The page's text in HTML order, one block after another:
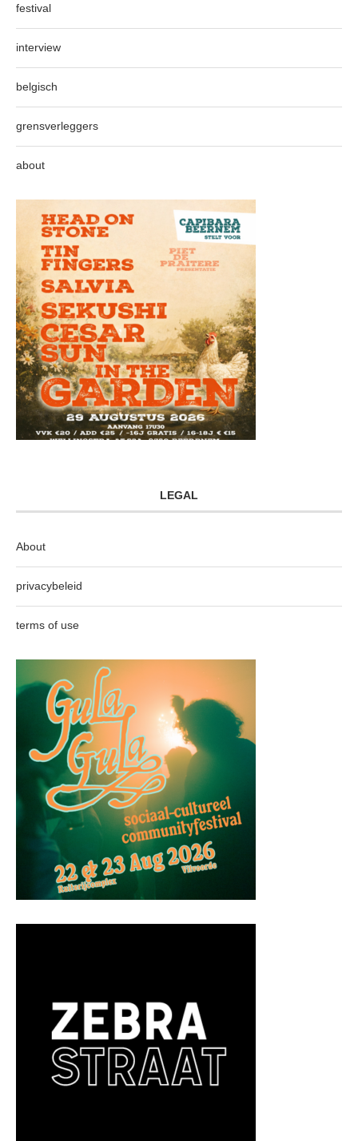
festival
interview
belgisch
grensverleggers
about
LEGAL
About
privacybeleid
terms of use